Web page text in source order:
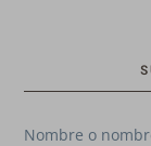
Nombre o